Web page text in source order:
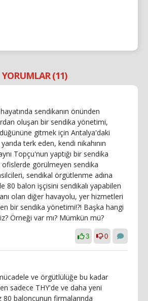
YORUMLAR (11)
sendikanın önünden
oluşan bir sendika yönetimi,
düğününe gitmek için Antalya'daki
terk eden, kendi nikahının
Topçu'nun yaptığı bir sendika
ofislerde görülmeyen sendika
sendikal örgütlenme adına
80 balon işçisini sendikalı yapabilen
olan diğer havayolu, yer hizmetleri
bir sendika yönetimi!?! Başka hangi
Örneği var mı? Mümkün mü?
3 0
ve örgütlülüğe bu kadar
sadece THY'de ve daha yeni
80 baloncunun firmalarında